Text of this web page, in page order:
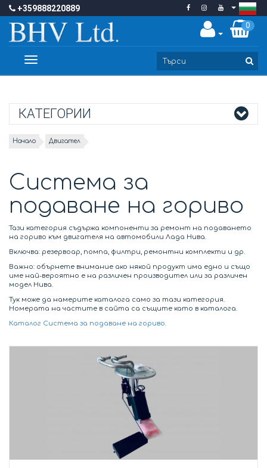
+359888220889
0
Toggle
КАТЕГОРИИ
Начало Двигател
Система за
подаване на гориво
Тази категория съдържа компоненти за ремонт на подаването
на гориво към двигателя на автомобили Лада Нива.
Включва: резервоар, помпа, филтри, ремонтни комплекти и др.
Важно: обърнете внимание ако някой продукт има едно и също
име най-вероятно е на различен производител или за различен
модел Нива.
Тук може да намерите каталога само за тази категория.
Номерата на частите в сайта са същите като в каталога.
Каталог Система за подаване на гориво.